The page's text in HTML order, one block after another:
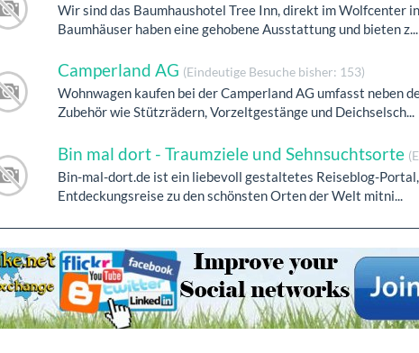
Wir sind das Baumhaushotel Tree Inn, direkt im Wolfcenter
Baumhäuser haben eine gehobene Ausstattung und bieten z...
Camperland AG (Eindeutige Besuche bisher: 153)
Wohnwagen kaufen bei der Camperland AG umfasst neben
Zubehör wie Stützrädern, Vorzeltgestänge und Deichselsch...
Bin mal dort - Traumziele und Sehnsuchtsorte
Bin-mal-dort.de ist ein liebevoll gestaltetes Reiseblog-
Entdeckungsreise zu den schönsten Orten der Welt mitni...